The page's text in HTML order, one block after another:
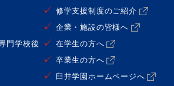
門学校後
修学支援制度のご紹介
企業・施設の皆様へ
在学生の方へ
卒業生の方へ
臼井学園ホームページへ